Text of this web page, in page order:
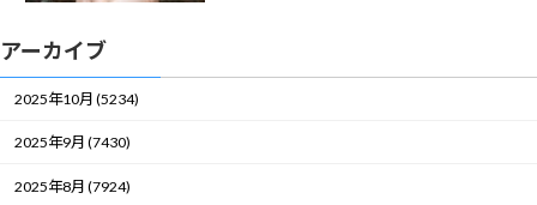
アーカイブ
2025年10月 (5234)
2025年9月 (7430)
2025年8月 (7924)